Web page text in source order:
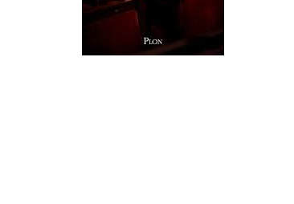
Département des Alpes Maritimes